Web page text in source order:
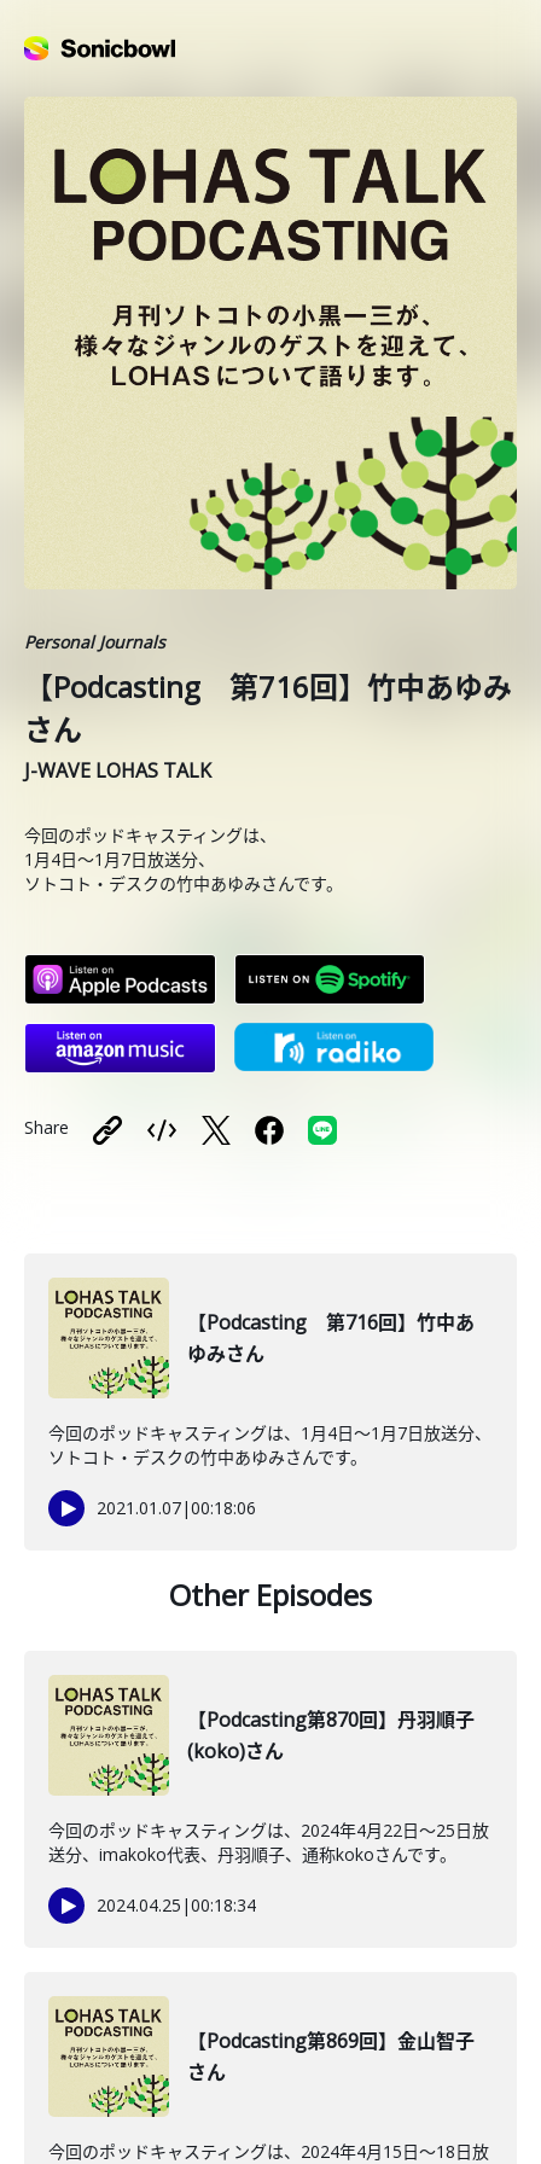
Personal Journals
【Podcasting 第716回】竹中あゆみ
さん
J-WAVE LOHAS TALK
今回のポッドキャスティングは、
1月4日〜1月7日放送分、
ソトコト・デスクの竹中あゆみさんです。
Share
【Podcasting 第716回】竹中あ
ゆみさん
今回のポッドキャスティングは、1月4日〜1月7日放送分、
ソトコト・デスクの竹中あゆみさんです。
2021.01.07|00:18:06
Other Episodes
【Podcasting第870回】丹羽順子
(koko)さん
今回のポッドキャスティングは、2024年4月22日～25日放
送分、imakoko代表、丹羽順子、通称kokoさんです。
2024.04.25 |00:18:34
【Podcasting第869回】金山智子
さん
今回のポッドキャスティングは、2024年4月15日〜18日放